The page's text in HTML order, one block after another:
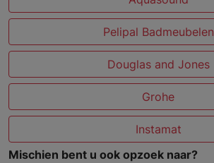
Pelipal Badmeubelen
Douglas and Jones
Grohe
Instamat
Mischien bent u ook opzoek naar?